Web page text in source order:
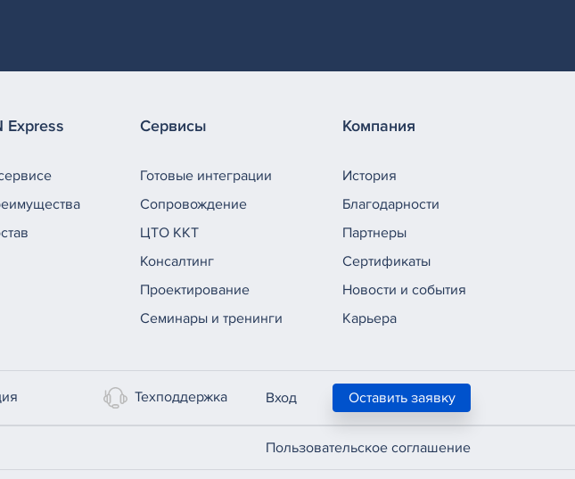
Express Сервисы
Готовые интеграции
Сопровождение
ЦТО ККТ
Консалтинг
Проектирование
Семинары и тренинги
Компания
История
Благодарности
Партнеры
Сертификаты
Новости и события
Карьера
Техподдержка Вход Оставить заявку
Пользовательское соглашение